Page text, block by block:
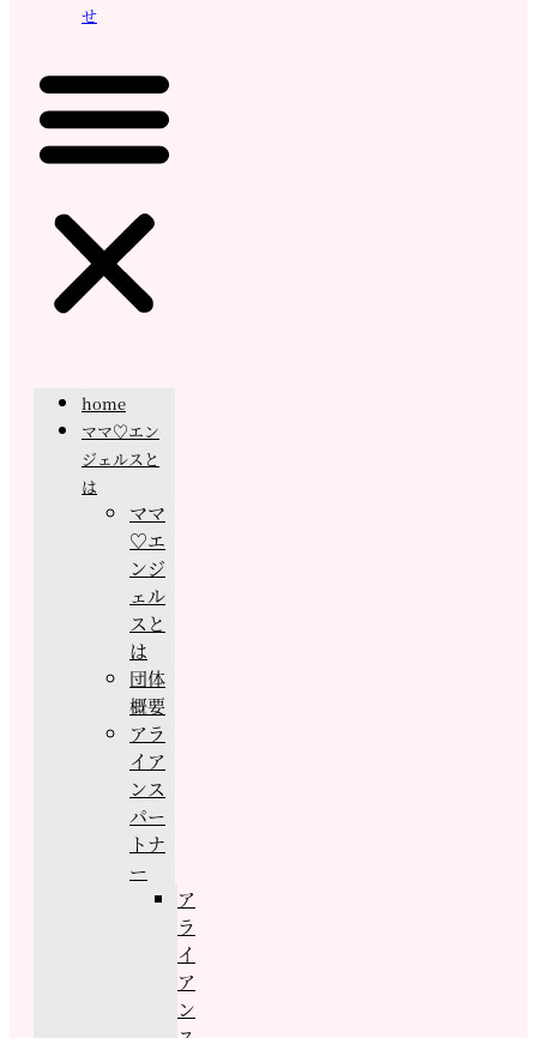
せ
home
ママ♡エン
ジェルスと
は
ママ
♡エ
ンジ
ェル
スと
は
団体
概要
アラ
イア
ンス
パー
トナ
ー
ア
ラ
イ
ア
ン